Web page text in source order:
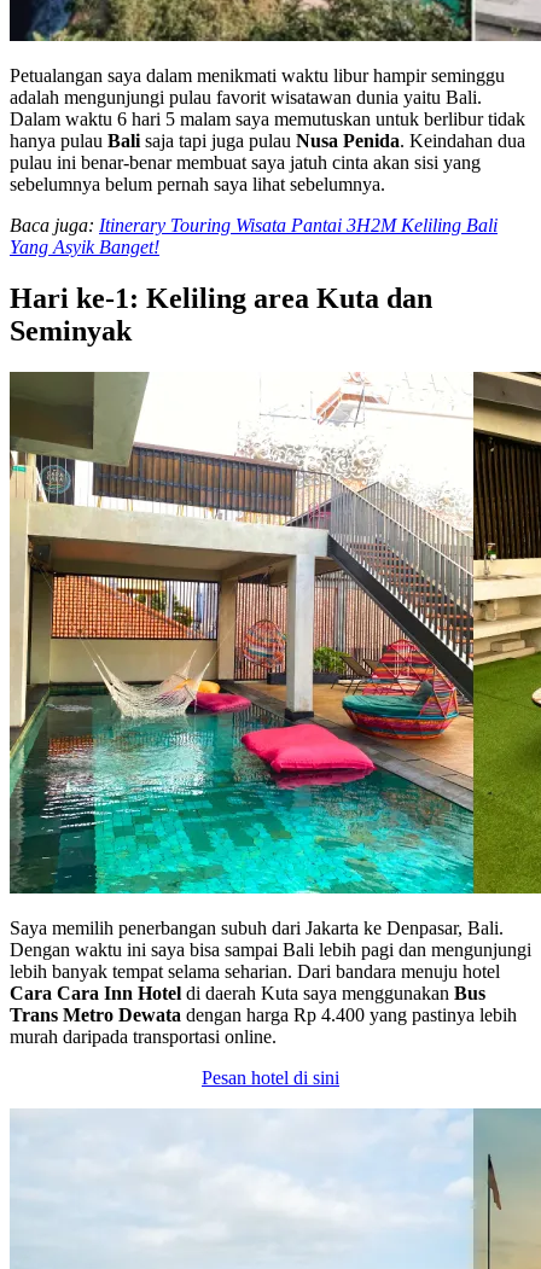
Petualangan saya dalam menikmati waktu libur hampir seminggu
adalah mengunjungi pulau favorit wisatawan dunia yaitu Bali.
Dalam waktu 6 hari 5 malam saya memutuskan untuk berlibur tidak
hanya pulau Bali saja tapi juga pulau Nusa Penida. Keindahan dua
pulau ini benar-benar membuat saya jatuh cinta akan sisi yang
sebelumnya belum pernah saya lihat sebelumnya.
Baca juga: Itinerary Touring Wisata Pantai 3H2M Keliling Bali
Yang Asyik Banget!
Hari ke-1: Keliling area Kuta dan
Seminyak
Saya memilih penerbangan subuh dari Jakarta ke Denpasar, Bali.
Dengan waktu ini saya bisa sampai Bali lebih pagi dan mengunjungi
lebih banyak tempat selama seharian. Dari bandara menuju hotel
Cara Cara Inn Hotel di daerah Kuta saya menggunakan Bus
Trans Metro Dewata dengan harga Rp 4.400 yang pastinya lebih
murah daripada transportasi online.
Pesan hotel di sini